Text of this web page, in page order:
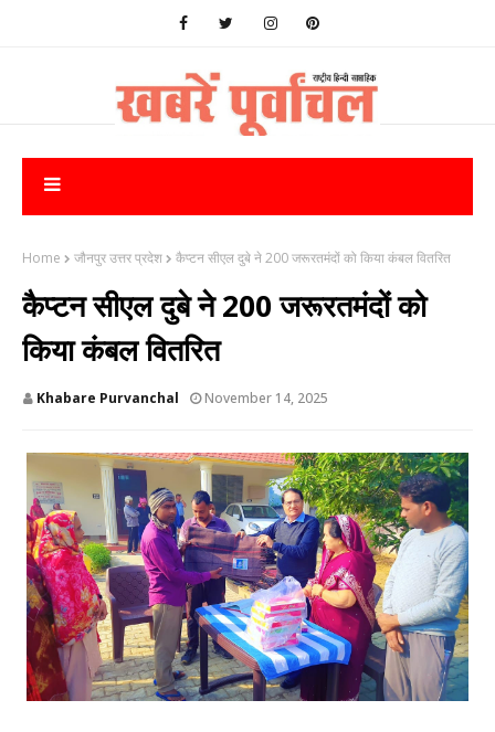
Home जौनपुर उत्तर प्रदेश कैप्टन सीएल दुबे ने 200 जरूरतमंदों को किया कंबल वितरित
कैप्टन सीएल दुबे ने 200 जरूरतमंदों को
किया कंबल वितरित
Khabare Purvanchal November 14, 2025